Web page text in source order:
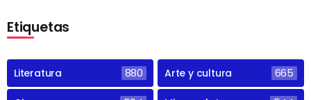
Etiquetas
Literatura 880 Arte y cultura 665